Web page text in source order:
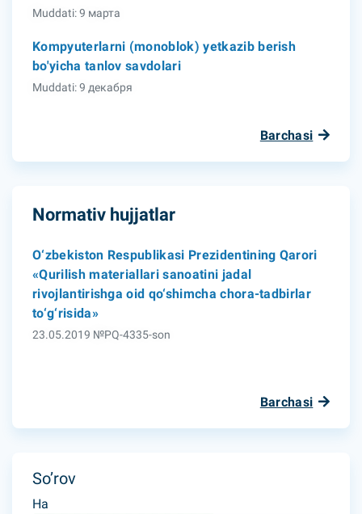
Muddati: 9 марта
Kompyuterlarni (monoblok) yetkazib berish
bo'yicha tanlov savdolari
Muddati: 9 декабря
Barchasi
Normativ hujjatlar
O‘zbekiston Respublikasi Prezidentining Qarori
«Qurilish materiallari sanoatini jadal
rivojlantirishga oid qo‘shimcha chora-tadbirlar
to‘g‘risida»
23.05.2019 №PQ-4335-son
Barchasi
So’rov
Ha